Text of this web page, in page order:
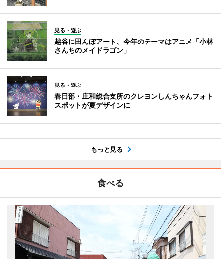
見る・遊ぶ
越谷に田んぼアート、今年のテーマはアニメ「小林
さんちのメイドラゴン」
見る・遊ぶ
春日部・庄和総合支所のクレヨンしんちゃんフォト
スポットが夏デザインに
もっと見る
食べる